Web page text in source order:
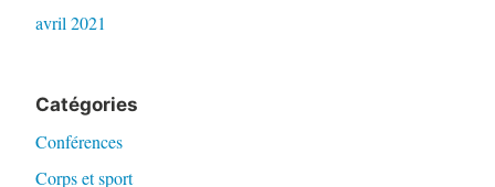
avril 2021
Catégories
Conférences
Corps et sport